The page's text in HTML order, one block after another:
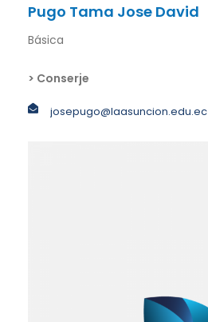
Pugo Tama Jose David
Básica
> Conserje
josepugo@laasuncion.edu.ec